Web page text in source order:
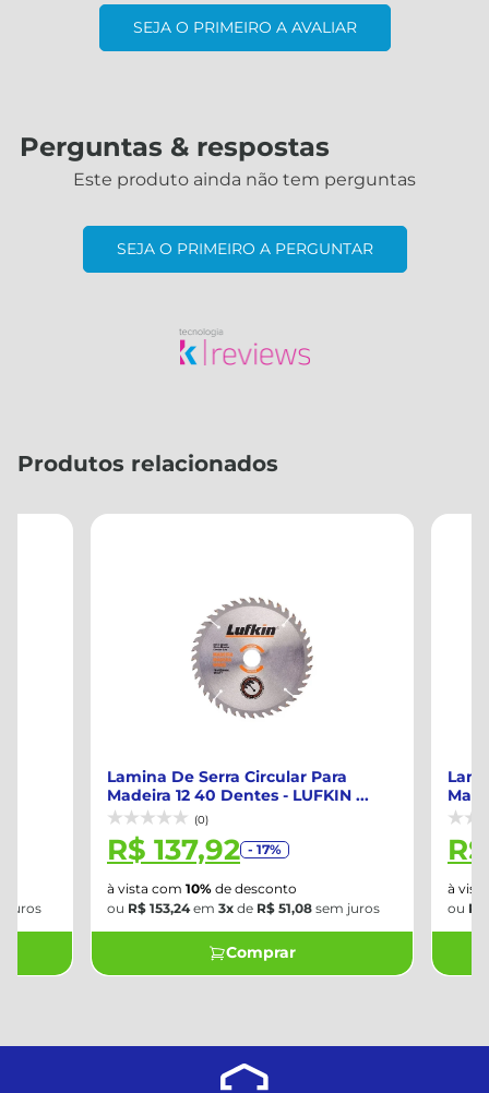
SEJA O PRIMEIRO A AVALIAR
Perguntas & respostas
Este produto ainda não tem perguntas
SEJA O PRIMEIRO A PERGUNTAR
Produtos relacionados
Lamina De Serra Circular Para
Madeira 12 40 Dentes - LUFKIN ...
(0)
R$ 137,92 - 17%
à vista com10%de desconto
ou
R$ 153,24em3xdeR$ 51,08sem juros
Comprar
Lamina De
Madeira 12
(0)
R$
à vista com10%
ou
R$ 181,38em